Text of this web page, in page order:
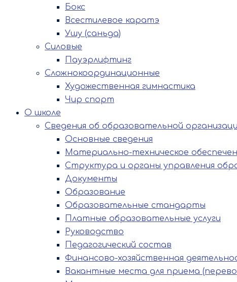
Бокс
Всестилевое каратэ
Ушу (саньда)
Силовые
Пауэрлифтинг
Сложнокоординационные
Художественная гимнастика
Чир спорт
О школе
Сведения об образовательной
Основные сведения
Материально-техническое
Структура и органы управления
Документы
Образование
Образовательные стандарты
Платные образовательные услуги
Руководство
Педагогический состав
Финансово-хозяйственная
Вакантные места для приема